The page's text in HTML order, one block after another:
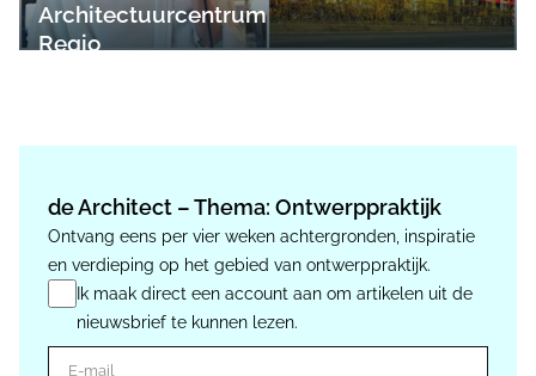
Architectuurcentrum
Regio
de Architect – Thema: Ontwerppraktijk
Ontvang eens per vier weken achtergronden, inspiratie
en verdieping op het gebied van ontwerppraktijk.
Ik maak direct een account aan om artikelen uit de
nieuwsbrief te kunnen lezen.
E-mail